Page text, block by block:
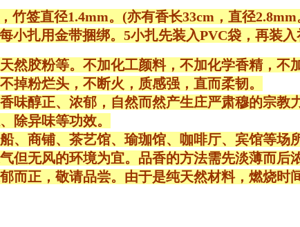
竹签直径1.4mm。(亦有香长33cm，直径
小扎用金带捆绑。5小扎先装入PVC袋，再装入
然胶粉等。不加化工颜料，不加化学香精，不
掉粉烂头，不断火，质感强，直而柔韧。
味醇正、浓郁，自然而然产生庄严肃穆的宗
除异味等功效。
、商铺、茶艺馆、瑜珈馆、咖啡厅、宾馆等场所
但无风的环境为宜。品香的方法需先淡薄而后
而正，敬请品尝。由于是纯天然材料，燃烧时